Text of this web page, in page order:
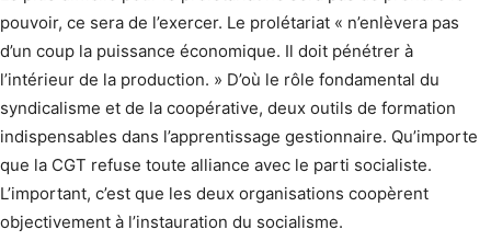
pouvoir, ce sera de l’exercer. Le prolétariat « n’enlèvera pas
d’un coup la puissance économique. Il doit pénétrer à
l’intérieur de la production. » D’où le rôle fondamental du
syndicalisme et de la coopérative, deux outils de formation
indispensables dans l’apprentissage gestionnaire. Qu’importe
que la CGT refuse toute alliance avec le parti socialiste.
L’important, c’est que les deux organisations coopèrent
objectivement à l’instauration du socialisme.